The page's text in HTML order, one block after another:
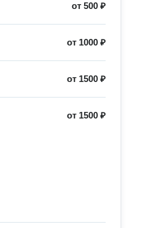
от500 ₽
от 1000 ₽
от 1500 ₽
от 1500 ₽